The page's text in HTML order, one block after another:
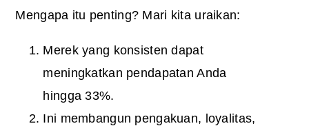
Mengapa itu penting? Mari kita uraikan:
Merek yang konsisten dapat
meningkatkan pendapatan Anda
hingga 33%.
Ini membangun pengakuan, loyalitas,